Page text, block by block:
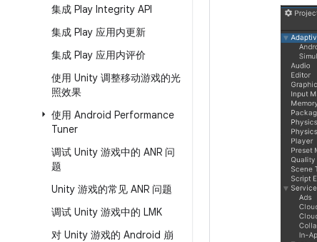
集成 Play Integrity API
集成 Play 应用内更新
集成 Play 应用内评价
使用 Unity 调整移动游戏的光
照效果
使用 Android Performance
Tuner
调试 Unity 游戏中的 ANR 问
题
Unity 游戏的常见 ANR 问题
调试 Unity 游戏中的 LMK
对 Unity 游戏的 Android 崩